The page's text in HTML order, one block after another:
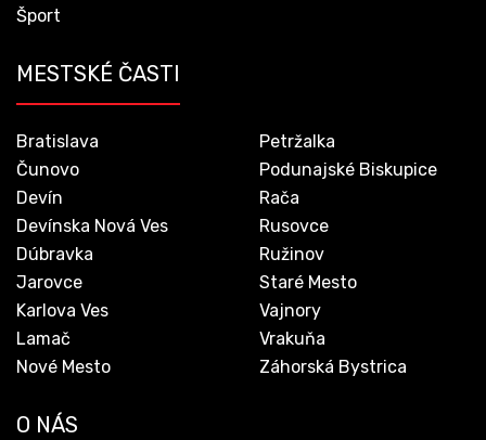
Šport
MESTSKÉ ČASTI
Bratislava
Čunovo
Devín
Devínska Nová Ves
Dúbravka
Jarovce
Karlova Ves
Lamač
Nové Mesto
Petržalka
Podunajské Biskupice
Rača
Rusovce
Ružinov
Staré Mesto
Vajnory
Vrakuňa
Záhorská Bystrica
O NÁS